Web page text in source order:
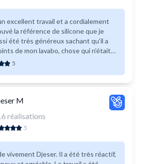
excellent travail et a cordialement
la référence de silicone que je
été très généreux sachant qu'il a
de mon lavabo, chose qui n'était
base et pas dans le devis. Super
5
M
réalisations
5
vivement Djeser. Il a été très réactif,